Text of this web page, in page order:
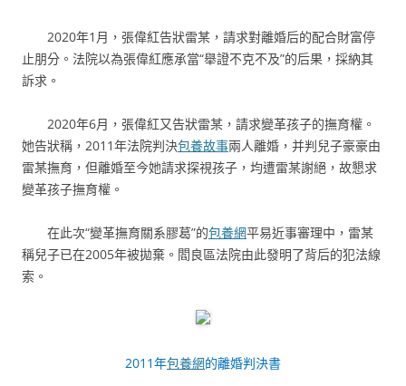
2020年1月，張偉紅告狀雷某，請求對離婚后的配合財富停
止朋分。法院以為張偉紅應承當“舉證不克不及”的后果，採納其
訴求。
2020年6月，張偉紅又告狀雷某，請求變革孩子的撫育權。
她告狀稱，2011年法院判決包養故事兩人離婚，并判兒子豪豪由
雷某撫育，但離婚至今她請求探視孩子，均遭雷某謝絕，故懇求
變革孩子撫育權。
在此次“變革撫育關系膠葛”的包養網平易近事審理中，雷某
稱兒子已在2005年被拋棄。閻良區法院由此發明了背后的犯法線
索。
2011年包養網的離婚判決書